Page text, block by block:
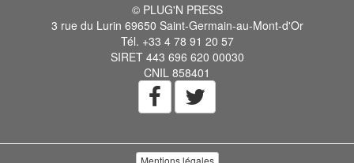
© PLUG'N PRESS
3 rue du Lurin 69650 Saint-Germain-au-Mont-d'Or
Tél. +33 4 78 91 20 57
SIRET 443 696 620 00030
CNIL 858401
Mentions légales